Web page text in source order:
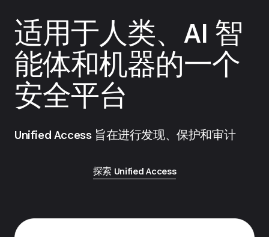
适用于人类、AI 智
能体和机器的一个
安全平台
Unified Access 旨在进行发现、保护和审计
探索 Unified Access